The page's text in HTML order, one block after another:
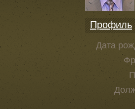
Профиль
Дата